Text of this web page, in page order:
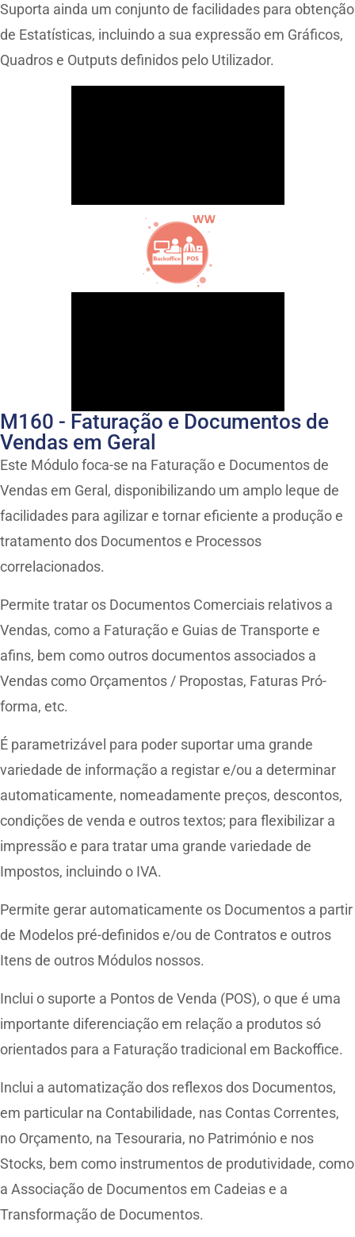
Suporta ainda um conjunto de facilidades para obtenção
de Estatísticas, incluindo a sua expressão em Gráficos,
Quadros e Outputs definidos pelo Utilizador.
M160 - Faturação e Documentos de
Vendas em Geral
Este Módulo foca-se na Faturação e Documentos de
Vendas em Geral, disponibilizando um amplo leque de
facilidades para agilizar e tornar eficiente a produção e
tratamento dos Documentos e Processos
correlacionados.
Permite tratar os Documentos Comerciais relativos a
Vendas, como a Faturação e Guias de Transporte e
afins, bem como outros documentos associados a
Vendas como Orçamentos / Propostas, Faturas Pró-
forma, etc.
É parametrizável para poder suportar uma grande
variedade de informação a registar e/ou a determinar
automaticamente, nomeadamente preços, descontos,
condições de venda e outros textos; para flexibilizar a
impressão e para tratar uma grande variedade de
Impostos, incluindo o IVA.
Permite gerar automaticamente os Documentos a partir
de Modelos pré-definidos e/ou de Contratos e outros
Itens de outros Módulos nossos.
Inclui o suporte a Pontos de Venda (POS), o que é uma
importante diferenciação em relação a produtos só
orientados para a Faturação tradicional em Backoffice.
Inclui a automatização dos reflexos dos Documentos,
em particular na Contabilidade, nas Contas Correntes,
no Orçamento, na Tesouraria, no Património e nos
Stocks, bem como instrumentos de produtividade, como
a Associação de Documentos em Cadeias e a
Transformação de Documentos.